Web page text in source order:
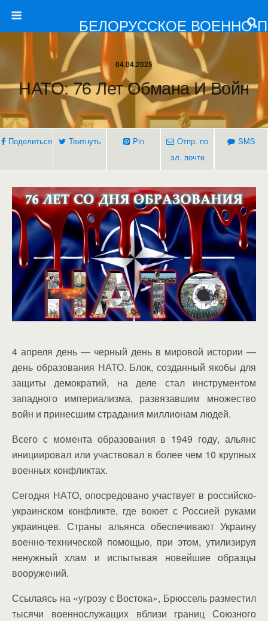
БЕЛОРУССКОЕ ВОЕННО-
04.04.2025
НАТО: 76 Лет Обмана И Войн
Поделиться Твитнуть Pin
Отпр. по
эл. почте
SMS
4 апреля день — черный день в мировой истории —
день образования НАТО. Блок, созданный якобы для
защиты демократий, на деле стал инструментом
западного империализма, развязавшим множество
войн и принесшим страдания миллионам людей.
Всего с момента образования в 1949 году, альянс
инициировал или участвовал в более чем 10 крупных
военных конфликтах.
Сегодня НАТО, опосредовано участвует в российско-
украинском конфликте, где воюет с Россией руками
украинцев. Страны альянса обеспечивают Украину
военно-технической помощью, при этом, утилизируя
ненужный хлам и испытывая новейшие образцы
вооружений.
Ссылаясь на «угрозу с Востока», Брюссель разместил
тысячи военнослужащих вблизи границ Союзного